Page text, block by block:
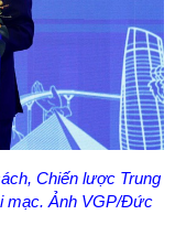
Chiến lược Trung
mạc. Ảnh VGP/Đức